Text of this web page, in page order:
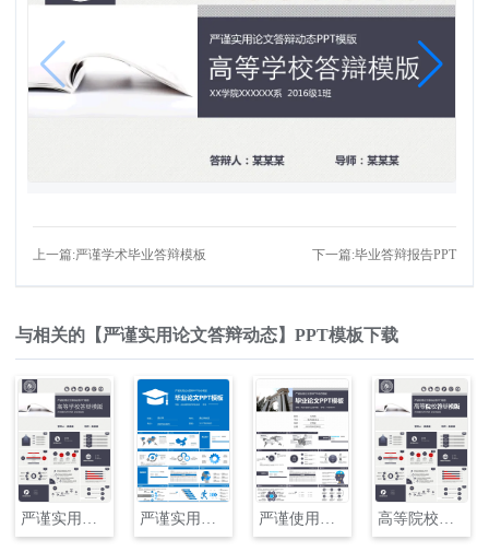
上一篇:严谨学术毕业答辩模板 下一篇:毕业答辩报告PPT
与相关的【严谨实用论文答辩动态】PPT模板下载
严谨实用论文答辩动态PPT模板 严谨实用论文答辩PPT动态模版 严谨使用论文答辩动态PPT 高等院校论文答辩动态PPT模板